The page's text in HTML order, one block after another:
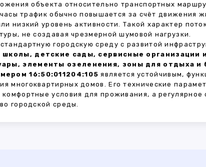
объекта относительно транспортных
трафик обычно повышается за счёт движения
низкий уровень активности. Такой характер
не создавая чрезмерной шумовой нагрузки.
городскую среду с развитой
детские сады, сервисные организации
элементы озеленения, зоны для отдыха
16:50:011204:105 является устойчивым,
многоквартирных домов. Его технические
условия для проживания, а
городской среды.